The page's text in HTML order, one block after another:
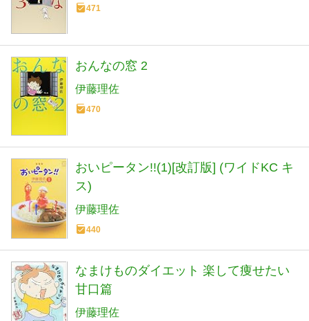
471
おんなの窓 2
伊藤理佐
470
おいピータン!!(1)[改訂版] (ワイドKC キ
ス)
伊藤理佐
440
なまけものダイエット 楽して痩せたい
甘口篇
伊藤理佐